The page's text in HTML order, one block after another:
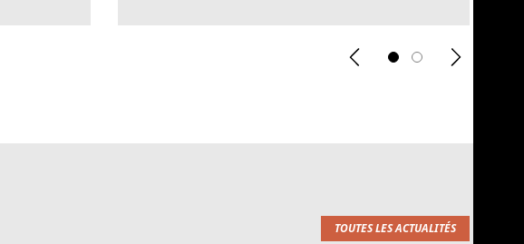
Previous Suivant
TOUTES LES ACTUALITÉS